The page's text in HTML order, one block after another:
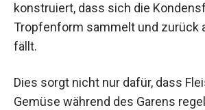
konstruiert, dass sich die
Tropfenform sammelt und zurück
fällt.
Dies sorgt nicht nur dafür, dass
Gemüse während des Garens